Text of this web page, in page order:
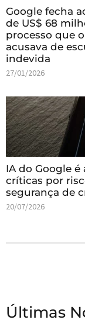
Google fecha
de US$ 68
processo que o
acusava de
indevida
27/01/2026
IA do Google é
críticas por
segurança de
20/07/2026
Últimas